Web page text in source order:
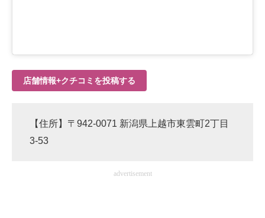
店舗情報+クチコミを投稿する
【住所】〒942-0071 新潟県上越市東雲町2丁目
3-53
advertisement